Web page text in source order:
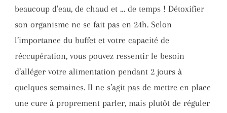
beaucoup d’eau, de chaud et … de temps ! Détoxifier
son organisme ne se fait pas en 24h. Selon
l’importance du buffet et votre capacité de
réccupération, vous pouvez ressentir le besoin
d’alléger votre alimentation pendant 2 jours à
quelques semaines. Il ne s’agit pas de mettre en place
une cure à proprement parler, mais plutôt de réguler